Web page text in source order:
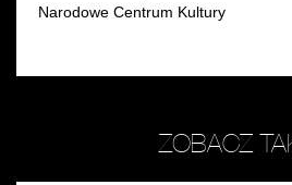
Narodowe Centrum Kultury
ZOBACZ